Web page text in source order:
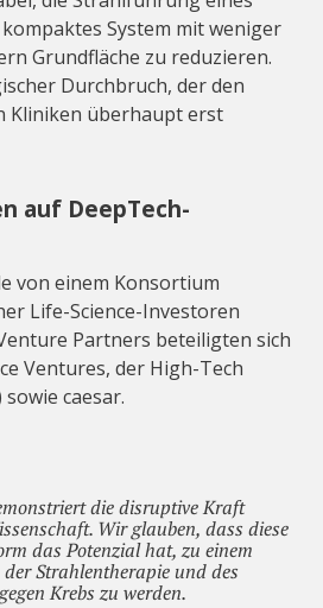
System mit weniger
Grundfläche zu reduzieren.
Durchbruch, der den
Kliniken überhaupt erst
auf DeepTech-
von einem Konsortium
Life-Science-Investoren
Partners beteiligten sich
Ventures, der High-Tech
caesar.
die disruptive Kraft
Wir glauben, dass diese
das Potenzial hat, zu einem
Strahlentherapie und des
Krebs zu werden.